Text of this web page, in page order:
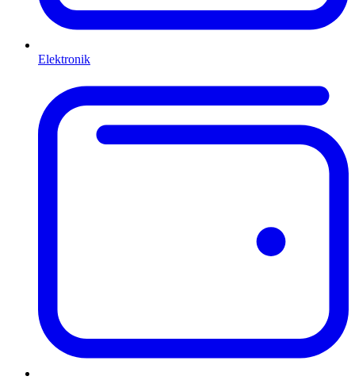
Elektronik